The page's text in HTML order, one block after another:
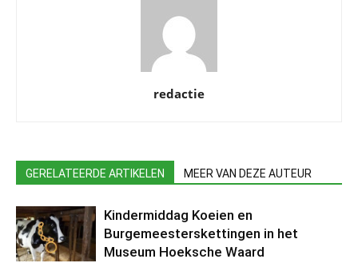
redactie
GERELATEERDE ARTIKELEN MEER VAN DEZE AUTEUR
Kindermiddag Koeien en
Burgemeesterskettingen in het
Museum Hoeksche Waard